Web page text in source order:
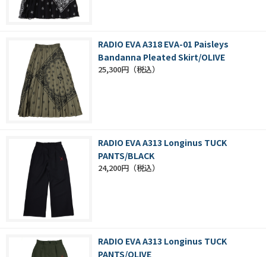
RADIO EVA A318 EVA-01 Paisleys
Bandanna Pleated Skirt/OLIVE
25,300円
RADIO EVA A313 Longinus TUCK
PANTS/BLACK
24,200円
RADIO EVA A313 Longinus TUCK
PANTS/OLIVE